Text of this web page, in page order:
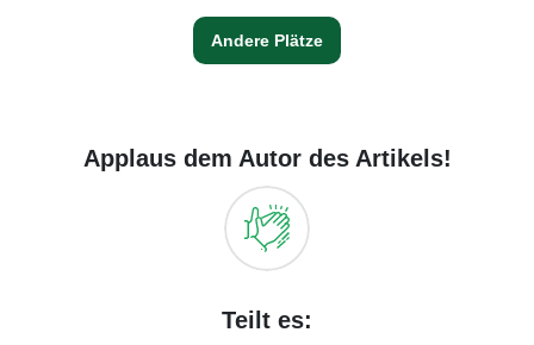
Andere Plätze
Applaus dem Autor des Artikels!
Teilt es: